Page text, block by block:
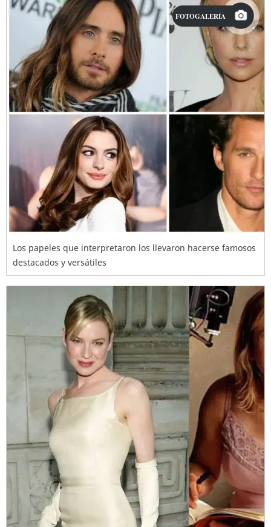
FOTOGALERÍA
Los papeles que interpretaron los llevaron hacerse famosos
destacados y versátiles